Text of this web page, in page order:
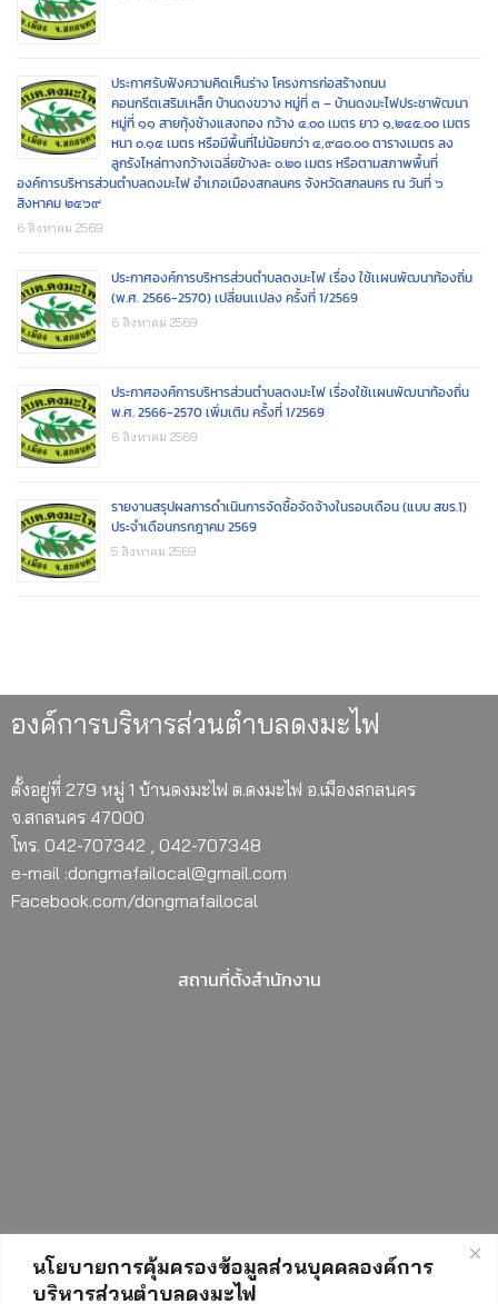
นโยบายการคุ้มครองข้อมูลส่วนบุคคลองค์การ
บริหารส่วนตำบลดงมะไฟ
ประกาศรับฟังความคิดเห็นร่าง โครงการก่อสร้างถนน
คอนกรีตเสริมเหล็ก บ้านดงขวาง หมู่ที่ ๓ – บ้านดงมะไฟประชาพัฒนา
หมู่ที่ ๑๑ สายทุ้งช้างแสงทอง กว้าง ๔.๐๐ เมตร ยาว ๑,๒๔๕.๐๐ เมตร
หนา ๐.๑๕ เมตร หรือมีพื้นที่ไม่น้อยกว่า ๔,๙๘๐.๐๐ ตารางเมตร ลง
ลูกรังไหล่ทางกว้างเฉลี่ยข้างละ ๐.๒๐ เมตร หรือตามสภาพพื้นที่
องค์การบริหารส่วนตำบลดงมะไฟ อำเภอเมืองสกลนคร จังหวัดสกลนคร ณ วันที่ ๖
สิงหาคม ๒๕๖๙
6 สิงหาคม 2569
ประกาศองค์การบริหารส่วนตำบลดงมะไฟ เรื่อง ใช้เเผนพัฒนาท้องถิ่น
(พ.ศ. 2566-2570) เปลี่ยนเเปลง ครั้งที่ 1/2569
6 สิงหาคม 2569
ประกาศองค์การบริหารส่วนตำบลดงมะไฟ เรื่องใช้เเผนพัฒนาท้องถิ่น
พ.ศ. 2566-2570 เพิ่มเติม ครั้งที่ 1/2569
6 สิงหาคม 2569
รายงานสรุปผลการดำเนินการจัดซื้อจัดจ้างในรอบเดือน (แบบ สขร.1)
ประจำเดือนกรกฎาคม 2569
5 สิงหาคม 2569
องค์การบริหารส่วนตำบลดงมะไฟ
ตั้งอยู่ที่ 279 หมู่ 1 บ้านดงมะไฟ ต.ดงมะไฟ อ.เมืองสกลนคร
จ.สกลนคร 47000
โทร. 042-707342 , 042-707348
e-mail :dongmafailocal@gmail.com
Facebook.com/dongmafailocal
สถานที่ตั้งสำนักงาน